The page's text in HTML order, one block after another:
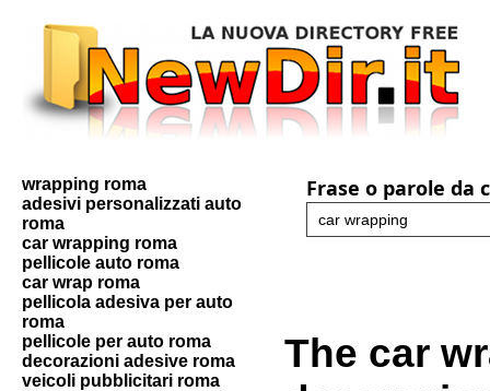
wrapping roma
adesivi personalizzati auto
roma
car wrapping roma
pellicole auto roma
car wrap roma
pellicola adesiva per auto
roma
pellicole per auto roma
decorazioni adesive roma
veicoli pubblicitari roma
Frase o parole da
The car